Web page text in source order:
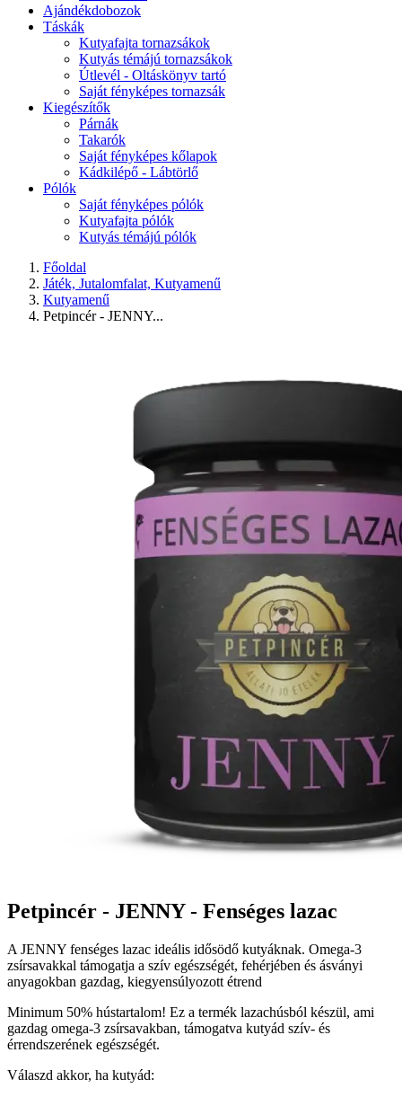
Ajándékdobozok
Táskák
Kutyafajta tornazsákok
Kutyás témájú tornazsákok
Útlevél - Oltáskönyv tartó
Saját fényképes tornazsák
Kiegészítők
Párnák
Takarók
Saját fényképes kőlapok
Kádkilépő - Lábtörlő
Pólók
Saját fényképes pólók
Kutyafajta pólók
Kutyás témájú pólók
Főoldal
Játék, Jutalomfalat, Kutyamenű
Kutyamenű
Petpincér - JENNY...
Petpincér - JENNY - Fenséges lazac
A JENNY fenséges lazac ideális idősödő kutyáknak. Omega-3
zsírsavakkal támogatja a szív egészségét, fehérjében és ásványi
anyagokban gazdag, kiegyensúlyozott étrend
Minimum 50% hústartalom! Ez a termék lazachúsból készül, ami
gazdag omega-3 zsírsavakban, támogatva kutyád szív- és
érrendszerének egészségét.
Válaszd akkor, ha kutyád: